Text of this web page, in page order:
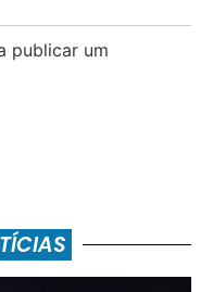
publicar um